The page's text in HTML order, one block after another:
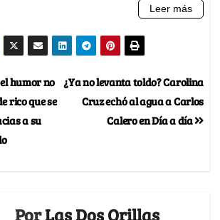
¿Ya no levanta toldo? Carolina
Cruz echó al agua a Carlos
Calero en Día a día
humor no
rico que se
a su
PorLas Dos Orillas